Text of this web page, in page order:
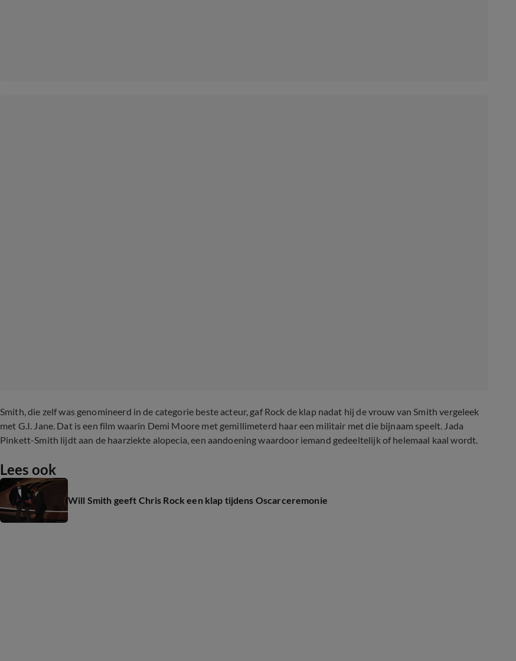
Smith, die zelf was genomineerd in de categorie beste acteur, gaf Rock de klap nadat hij de vrouw van Smith vergeleek
met G.I. Jane. Dat is een film waarin Demi Moore met gemillimeterd haar een militair met die bijnaam speelt. Jada
Pinkett-Smith lijdt aan de haarziekte alopecia, een aandoening waardoor iemand gedeeltelijk of helemaal kaal wordt.
Lees ook
Will Smith geeft Chris Rock een klap tijdens Oscarceremonie